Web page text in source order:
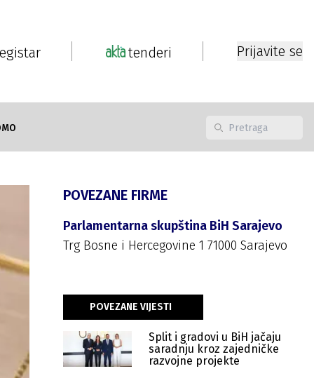
tenderi Prijavite se
POVEZANE FIRME
Parlamentarna skupština BiH Sarajevo
Trg Bosne i Hercegovine 1 71000 Sarajevo
POVEZANE VIJESTI
Split i gradovi u BiH jačaju
saradnju kroz zajedničke
razvojne projekte